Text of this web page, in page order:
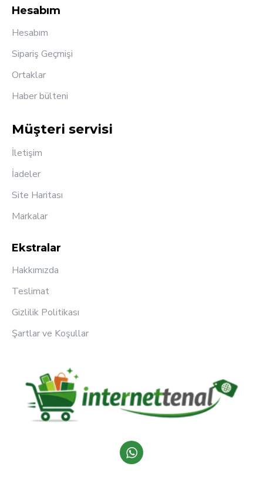
Hesabım
Hesabım
Sipariş Geçmişi
Ortaklar
Haber bülteni
Müşteri servisi
İletişim
İadeler
Site Haritası
Markalar
Ekstralar
Hakkımızda
Teslimat
Gizlilik Politikası
Şartlar ve Koşullar